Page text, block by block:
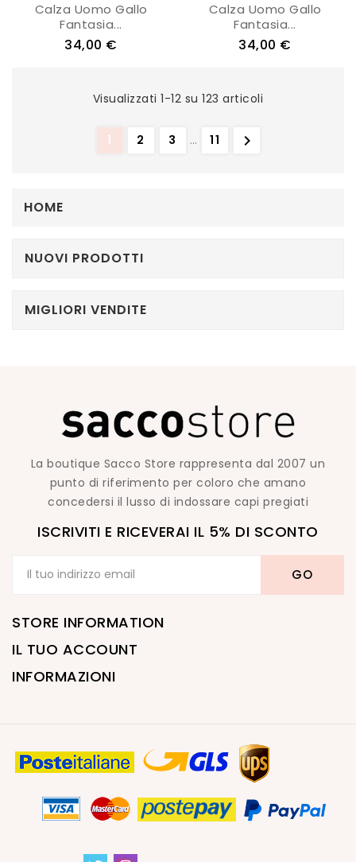
Calza Uomo Gallo
Fantasia...
34,00 €
Calza Uomo Gallo
Fantasia...
34,00 €
Visualizzati 1-12 su 123 articoli
1 2 3 … 11 
HOME
NUOVI PRODOTTI
MIGLIORI VENDITE
La boutique Sacco Store rappresenta dal 2007 un
punto di riferimento per coloro che amano
concedersi il lusso di indossare capi pregiati
ISCRIVITI E RICEVERAI IL 5% DI SCONTO
STORE INFORMATION
IL TUO ACCOUNT
INFORMAZIONI